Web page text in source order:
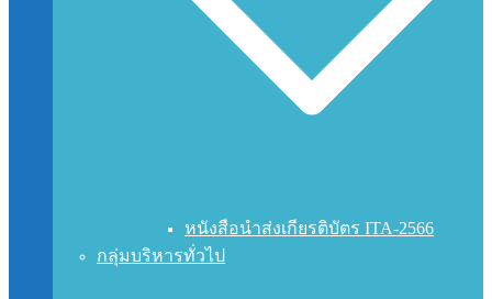
หนังสือนำส่งเกียรติบัตร ITA-2566
กลุ่มบริหารทั่วไป